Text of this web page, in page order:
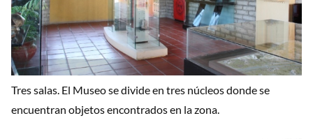
Tres salas. El Museo se divide en tres núcleos donde se
encuentran objetos encontrados en la zona.